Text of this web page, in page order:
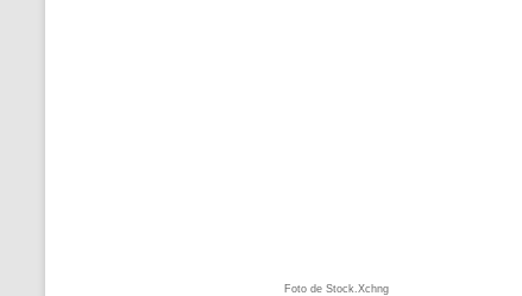
Foto de Stock.Xchng